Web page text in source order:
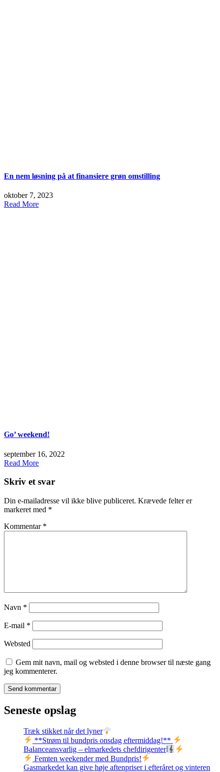
En nem løsning på at finansiere grøn omstilling
oktober 7, 2023
Read More
Go’ weekend!
september 16, 2022
Read More
Skriv et svar
Din e-mailadresse vil ikke blive publiceret. Krævede felter er
markeret med *
Kommentar *
Navn *
E-mail *
Websted
Gem mit navn, mail og websted i denne browser til næste gang
jeg kommenterer.
Seneste opslag
Træk stikket når det lyner
**Strøm til bundpris onsdag eftermiddag!**
Balanceansvarlig – elmarkedets chefdirigenter
Femten weekender med Bundpris!
Gasmarkedet kan give høje aftenpriser i efteråret og vinteren